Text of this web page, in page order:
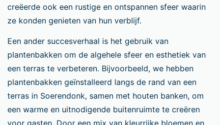
creëerde ook een rustige en ontspannen sfeer waarin
ze konden genieten van hun verblijf.
Een ander succesverhaal is het gebruik van
plantenbakken om de algehele sfeer en esthetiek van
een terras te verbeteren. Bijvoorbeeld, we hebben
plantenbakken geïnstalleerd langs de rand van een
terras in Soerendonk, samen met houten banken, om
een warme en uitnodigende buitenruimte te creëren